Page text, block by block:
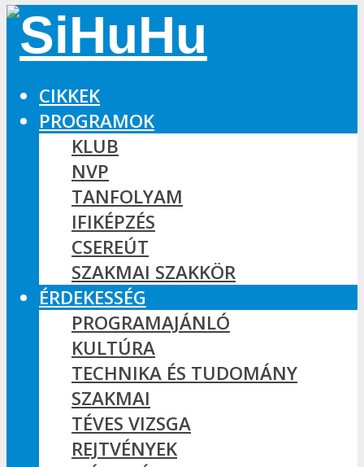
CIKKEK
PROGRAMOK
KLUB
NVP
TANFOLYAM
IFIKÉPZÉS
CSEREÚT
SZAKMAI SZAKKÖR
ÉRDEKESSÉG
PROGRAMAJÁNLÓ
KULTÚRA
TECHNIKA ÉS TUDOMÁNY
SZAKMAI
TÉVES VIZSGA
REJTVÉNYEK